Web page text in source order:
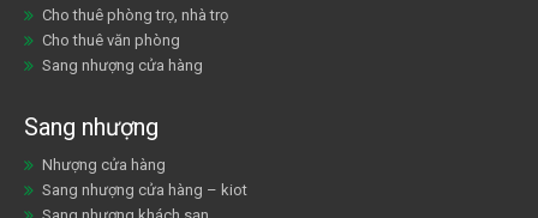
Cho thuê phòng trọ, nhà trọ
Cho thuê văn phòng
Sang nhượng cửa hàng
Sang nhượng
Nhượng cửa hàng
Sang nhượng cửa hàng – kiot